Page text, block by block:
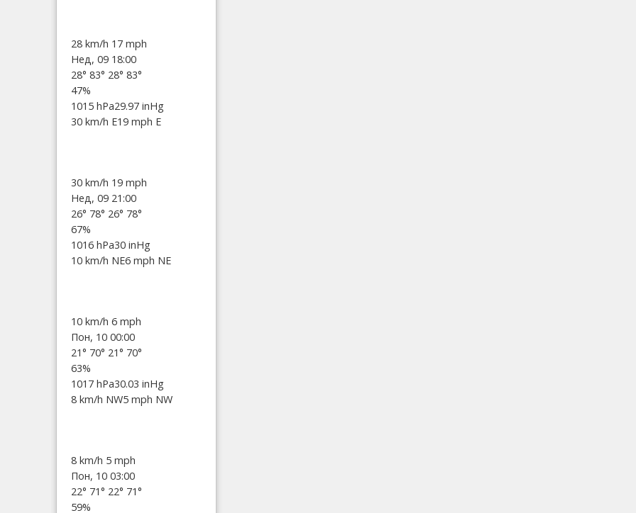
28 km/h 17 mph
Нед, 09 18:00
28° 83° 28° 83°
47%
1015 hPa29.97 inHg
30 km/h E19 mph E
30 km/h 19 mph
Нед, 09 21:00
26° 78° 26° 78°
67%
1016 hPa30 inHg
10 km/h NE6 mph NE
10 km/h 6 mph
Пон, 10 00:00
21° 70° 21° 70°
63%
1017 hPa30.03 inHg
8 km/h NW5 mph NW
8 km/h 5 mph
Пон, 10 03:00
22° 71° 22° 71°
59%